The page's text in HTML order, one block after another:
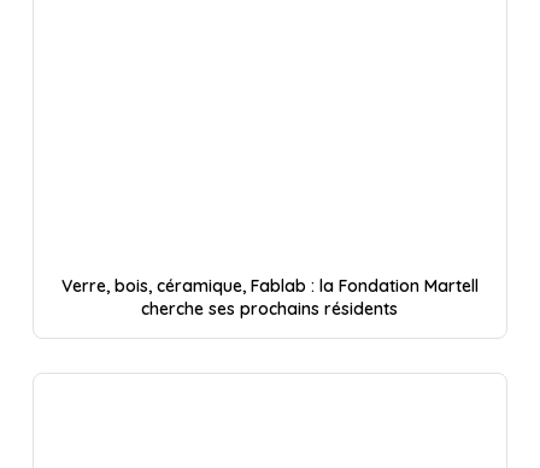
Verre, bois, céramique, Fablab : la Fondation Martell
cherche ses prochains résidents